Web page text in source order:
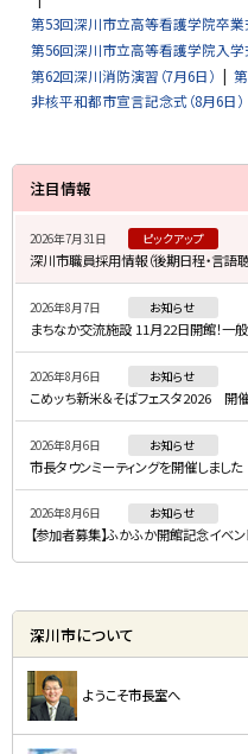
第53回深川市立高等看護学院卒業
第56回深川市立高等看護学院入学
第62回深川消防演習（7月6日）
非核平和都市宣言記念式（8月6日）
サ
イ
・
メ
ニ
ュ
ー
注目情報
2026年7月31日 ピックアップ
深川市職員採用情報（後期日程・言語
2026年8月7日 お知らせ
まちなか交流施設 11月22日開館！一
2026年8月6日 お知らせ
こめッち新米＆そばフェスタ2026 開
2026年8月6日 お知らせ
市長タウンミーティングを開催しました
2026年8月6日 お知らせ
【参加者募集】ふかふか開館記念イベン
深川市について
ようこそ市長室へ